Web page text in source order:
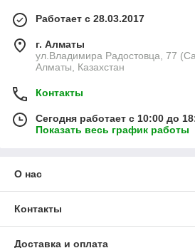
Работает с 28.03.2017
г. Алматы
ул.Владимира Радостовца, 77
Алматы, Казахстан
Контакты
Сегодня работает с 10:00 до
Показать весь график работы
О нас
Контакты
Доставка и оплата